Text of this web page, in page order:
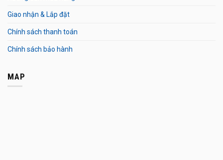
Giao nhận & Lắp đặt
Chính sách thanh toán
Chính sách bảo hành
MAP